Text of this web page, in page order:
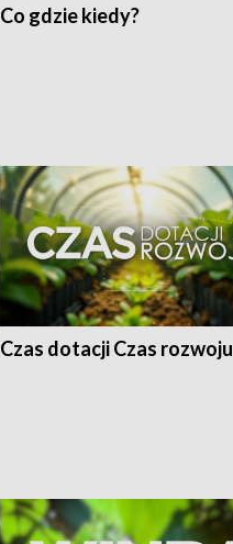
Co gdzie kiedy?
Czas dotacji Czas rozwoju